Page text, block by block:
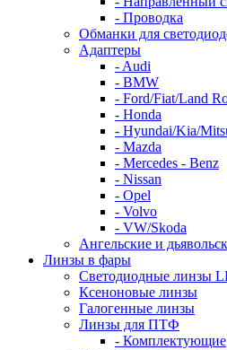
- Проводка
Обманки для
Адаптеры
- Audi
- BMW
- Ford/Fiat/Land
- Honda
- Hyundai/Kia/
- Mazda
- Mercedes - Benz
- Nissan
- Opel
- Volvo
- VW/Skoda
Ангельские и
Линзы в фары
Светодиодные линзы
Ксеноновые линзы
Галогенные линзы
Линзы для ПТФ
- Комплектующие